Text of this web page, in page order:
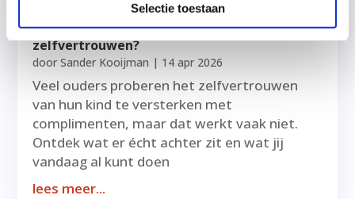
Selectie toestaan
Wat werkt écht bij kinderen met weinig
zelfvertrouwen?
doorSander Kooijman | 14 apr 2026
Veel ouders proberen het zelfvertrouwen
van hun kind te versterken met
complimenten, maar dat werkt vaak niet.
Ontdek wat er écht achter zit en wat jij
vandaag al kunt doen
lees meer...